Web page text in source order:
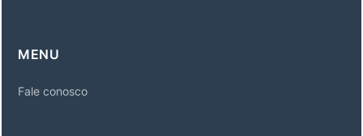
MENU
Fale conosco